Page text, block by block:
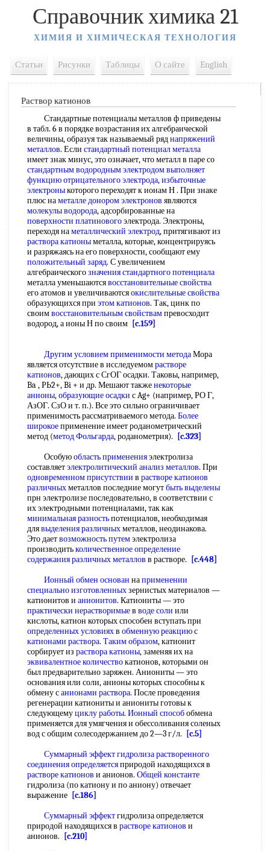
Справочник химика 21
ХИМИЯ И ХИМИЧЕСКАЯ ТЕХНОЛОГИЯ
Статьи Рисунки Таблицы О сайте English
Раствор катионов
Стандартные потенциалы металлов ф приведены
в табл. 6 в порядке возрастания их алгебраической
величины, образуя так называемый ряднапряжений
металлов. Если стандартный потенциал металла
имеет знак минус, это означает, что металл в паре со
стандартным водородным электродомвыполняет
функциюотрицательного электрода,избыточные
электроныкоторого переходят к ионам Н . При знаке
плюс наметалле донором электронов являются
молекулы водорода, адсорбированные на
поверхности платиновогоэлектрода. Электроны,
переходя наметаллический электрод, притягивают из
раствора катионыметалла, которые, концентрируясь
и разряжаясь на его поверхности, сообщают ему
положительный заряд. С увеличением
алгебраическогозначения стандартного потенциала
металла уменьшаютсявосстановительные свойства
его атомов и увеличиваютсяокислительные свойства
образующихся при этом катионов. Так, цинк по
своимвосстановительным свойствампревосходит
водород, а ионы Н по своим [c.159]
Другим условиемприменимости методаМора
является отсутствие в исследуемомрастворе
катионов, дающих с СгОГ осадки. Таковы, например,
Ba , РЬ2+, Bi + и др. Мешают такженекоторые
анионы,образующие осадки с Ag+ (например, РО Г,
АзОГ. СзО и т. п.). Все это сильно ограничивает
применимость рассматриваемого метода. Более
широкоеприменение имеет роданометрический
метод (метод Фольгарда, роданометрия).
[c.323]
Особуюобласть примененияэлектролиза
составляетэлектролитический анализ металлов. При
одновременном присутствии в растворе катионов
различныхметаллов последние могутбыть выделены
прн электролизе последовательно, в соответствии с
их электродными потенциалами, так как
минимальная разностьпотенциалов, необходимая
длявыделения различныхметаллов, неодинакова.
Это даетвозможность путемэлектролиза
производитьколичественное определение
содержанияразличных металлов в растворе.
[c.448]
Ионный обмен основан наприменении
специально изготовленныхзернистых материалов —
катионитов и анионитов. Катиониты — это
практически нерастворимыев воде соли или
кислоты, катион которых способен вступать при
определенных условияхв обменную реакциюс
катионами раствора. Таким образом, катионит
сорбирует из раствора катионы, заменяя их на
эквивалентное количествокатионов, которыми он
был предварительно заряжен. Аниониты — это
основания или соли, анионы которых способны к
обмену санионами раствора. После проведения
регенерации катиониты и аниониты готовы к
следующемуциклу работы. Ионный способобмена
применяется для умягчения и обессоливания соленых
вод с общим солесодержанием до 2—3 г/л.
[c.5]
Суммарный эффектгидролиза растворенного
соединения определяетсяприродой находящихся в
растворе катионов и анионов. Общей константе
гидролиза (по катиону и по аниону) отвечает
выражение [c.186]
Суммарный эффектгидролиза определяется
природой находящихся в растворе катионов и
анионов.
[c.210]